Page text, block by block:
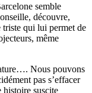
semble
découvre,
triste qui lui permet de
même
Nous pouvons
pas s’effacer
histoire suscite